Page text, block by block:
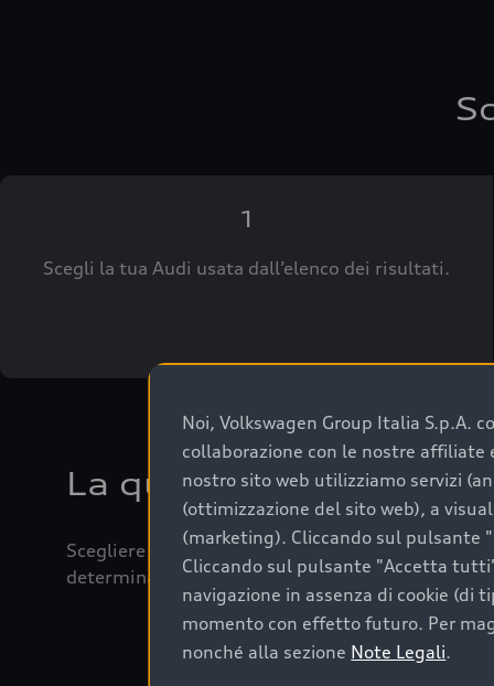
1
Scegli la tua Audi usata dall’elenco dei risultati.
La qualità di
Scegliere un’auto usata è una decisione che
determinanti come la garanzia inclusa e
Noi, Volkswagen Group Italia S.p.A.
collaborazione con le nostre affiliate
nostro sito web utilizziamo servizi
(ottimizzazione del sito web), a
(marketing). Cliccando sul pulsante
Cliccando sul pulsante "Accetta
navigazione in assenza di cookie (di
momento con effetto futuro. Per
nonché alla sezione Note Legali.